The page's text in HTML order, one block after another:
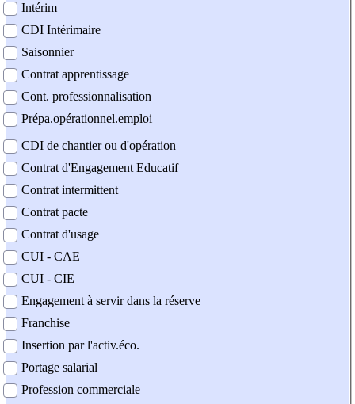
Intérim
CDI Intérimaire
Saisonnier
Contrat apprentissage
Cont. professionnalisation
Prépa.opérationnel.emploi
CDI de chantier ou d'opération
Contrat d'Engagement Educatif
Contrat intermittent
Contrat pacte
Contrat d'usage
CUI - CAE
CUI - CIE
Engagement à servir dans la réserve
Franchise
Insertion par l'activ.éco.
Portage salarial
Profession commerciale